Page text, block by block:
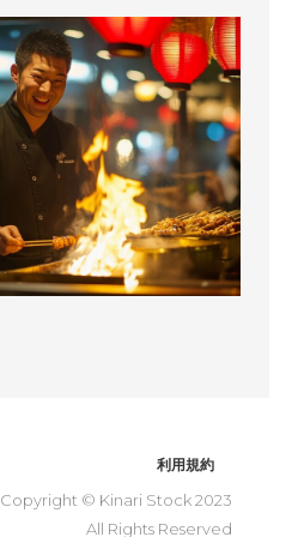
利用規約
Copyright © Kinari Stock 2023
All Rights Reserved